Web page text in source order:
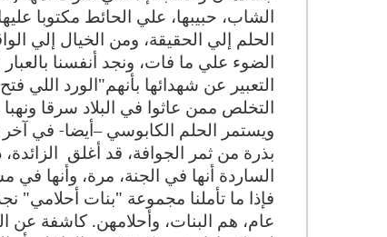
الشاب، حبيبها، علي الحائط مكتوبا
الحلم إلي الحقيقة، ومن الخيال إلي
التعبير عن شهدائها بأنهم"الورد
التخلص ممن عاثوا في البلاد سرقا ونهبا
ويستمر الحلم الكابوسي –أيضا- في
بذرة من ثمر الجوافة، قد أغلق
الساردة أنها في الجنة، مرة، وأنها
فإذا ما تأملنا مجموعة "بنات
عام، هم البنات، وأحلامهن. كاشفة عن